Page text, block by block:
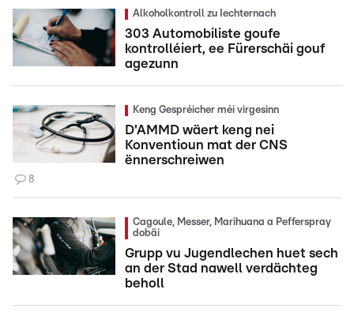
Alkoholkontroll zu Iechternach
303 Automobiliste goufe
kontrolléiert, ee Fürerschäi gouf
agezunn
Keng Gespréicher méi virgesinn
D'AMMD wäert keng nei
Konventioun mat der CNS
ënnerschreiwen
8
Cagoule, Messer, Marihuana a Pefferspray
dobäi
Grupp vu Jugendlechen huet sech
an der Stad nawell verdächteg
beholl